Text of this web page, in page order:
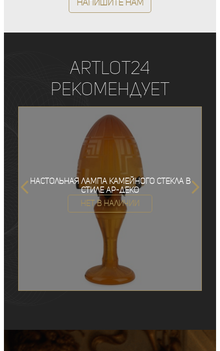
ArtLot24
рекомендует
Настольная лампа камейного стекла в
стиле ар-деко
Нет в наличии